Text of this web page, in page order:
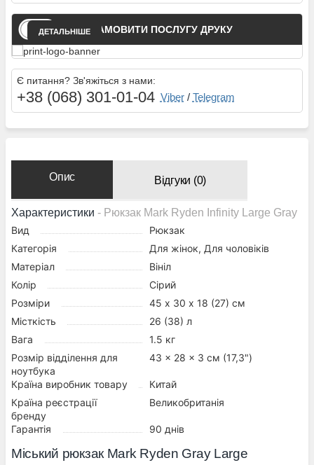
ЗАМОВИТИ ПОСЛУГУ ДРУКУ
ДЕТАЛЬНІШЕ
Є питання? Зв'яжіться з нами:
+38 (068) 301-01-04 Viber/ Telegram
Опис Відгуки (0)
Характеристики - Рюкзак Mark Ryden Infinity Large Gray
Вид
Рюкзак
Категорія
Для жінок, Для чоловіків
Матеріал
Вініл
Колір
Сірий
Розміри
45 х 30 х 18 (27) см
Місткість
26 (38) л
Вага
1.5 кг
Розмір відділення для
ноутбука
43 x 28 x 3 см (17,3")
Країна виробник товару
Китай
Країна реєстрації
бренду
Великобританія
Гарантія 90 днів
Міський рюкзак Mark Ryden Gray Large